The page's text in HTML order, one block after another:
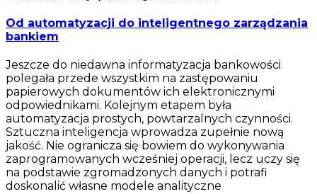
Od automatyzacji do inteligentnego zarządzania
bankiem
Jeszcze do niedawna informatyzacja bankowości
polegała przede wszystkim na zastępowaniu
papierowych dokumentów ich elektronicznymi
odpowiednikami. Kolejnym etapem była
automatyzacja prostych, powtarzalnych czynności.
Sztuczna inteligencja wprowadza zupełnie nową
jakość. Nie ogranicza się bowiem do wykonywania
zaprogramowanych wcześniej operacji, lecz uczy się
na podstawie zgromadzonych danych i potrafi
doskonalić własne modele analityczne